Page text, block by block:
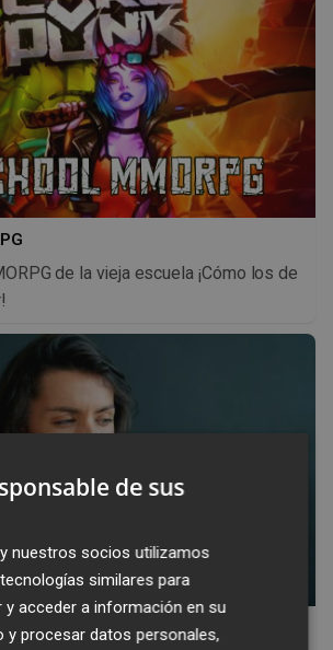
de la vieja escuela ¡Cómo los de
de sus
nuestros socios utilizamos
similares para
y acceder a información en su
y procesar datos personales,